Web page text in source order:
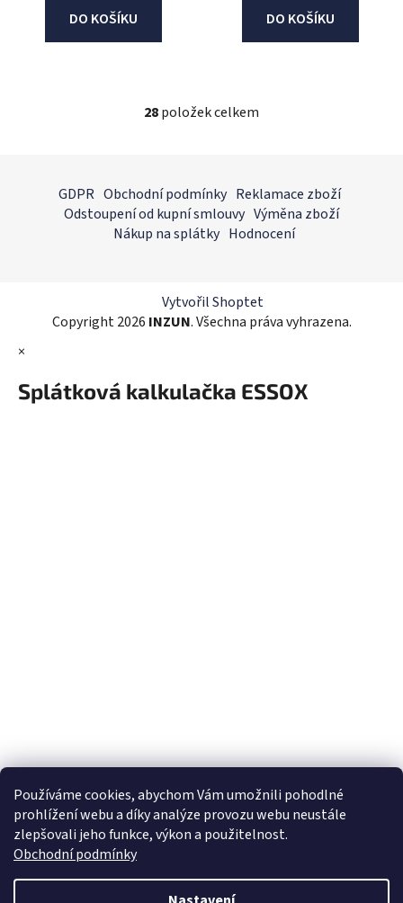
Používáme cookies, abychom Vám umožnili pohodlné
prohlížení webu a díky analýze provozu webu neustále
zlepšovali jeho funkce, výkon a použitelnost.
Obchodní podmínky
DO KOŠÍKU DO KOŠÍKU
O
d
a
c
r
v
v
ý
28položek celkem
GDPR Obchodní podmínky Reklamace zboží
Odstoupení od kupní smlouvy Výměna zboží
Nákup na splátky Hodnocení
Vytvořil Shoptet
Copyright 2026 INZUN. Všechna práva vyhrazena.
×
Splátková kalkulačka ESSOX